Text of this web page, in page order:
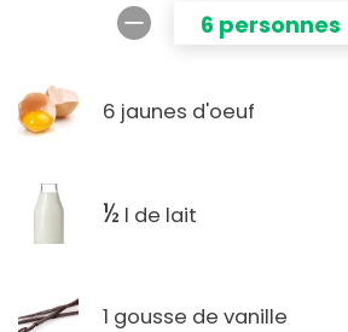
6 personnes
6 jaunes d'oeuf
½ l de lait
1 gousse de vanille